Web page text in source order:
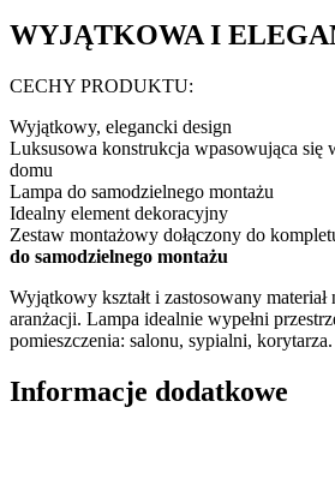
WYJĄTKOWA I
CECHY PRODUKTU:
Wyjątkowy, elegancki design
Luksusowa konstrukcja wpasowująca się
domu
Lampa do samodzielnego montażu
Idealny element dekoracyjny
Zestaw montażowy dołączony do
do samodzielnego montażu
Wyjątkowy kształt i zastosowany
aranżacji. Lampa idealnie wypełni
pomieszczenia: salonu, sypialni, korytarza.
Informacje dodatkowe